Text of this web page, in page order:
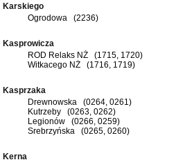
Karskiego
Ogrodowa (2236)
Kasprowicza
ROD Relaks NŻ (1715, 1720)
Witkacego NŻ (1716, 1719)
Kasprzaka
Drewnowska (0264, 0261)
Kutrzeby (0263, 0262)
Legionów (0266, 0259)
Srebrzyńska (0265, 0260)
Kerna